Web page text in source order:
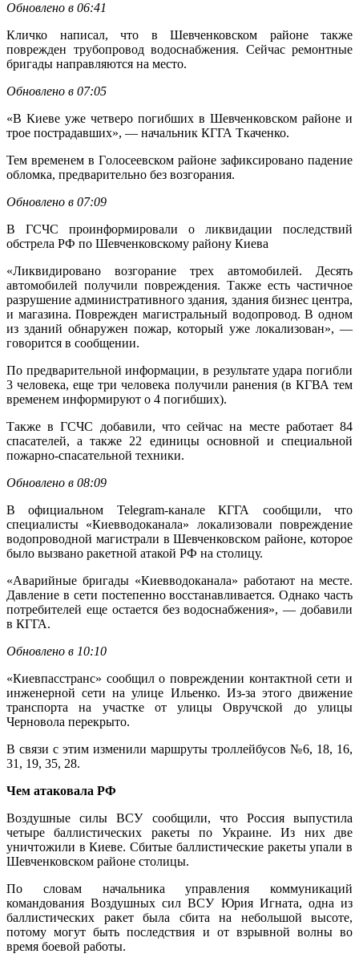
Обновлено в 06:41
Кличко написал, что в Шевченковском районе также
поврежден трубопровод водоснабжения. Сейчас ремонтные
бригады направляются на место.
Обновлено в 07:05
«В Киеве уже четверо погибших в Шевченковском районе и
трое пострадавших», — начальник КГГА Ткаченко.
Тем временем в Голосеевском районе зафиксировано падение
обломка, предварительно без возгорания.
Обновлено в 07:09
В ГСЧС проинформировали о ликвидации последствий
обстрела РФ по Шевченковскому району Киева
«Ликвидировано возгорание трех автомобилей. Десять
автомобилей получили повреждения. Также есть частичное
разрушение административного здания, здания бизнес центра,
и магазина. Поврежден магистральный водопровод. В одном
из зданий обнаружен пожар, который уже локализован», —
говорится в сообщении.
По предварительной информации, в результате удара погибли
3 человека, еще три человека получили ранения (в КГВА тем
временем информируют о 4 погибших).
Также в ГСЧС добавили, что сейчас на месте работает 84
спасателей, а также 22 единицы основной и специальной
пожарно-спасательной техники.
Обновлено в 08:09
В официальном Telegram-канале КГГА сообщили, что
специалисты «Киевводоканала» локализовали повреждение
водопроводной магистрали в Шевченковском районе, которое
было вызвано ракетной атакой РФ на столицу.
«Аварийные бригады «Киевводоканала» работают на месте.
Давление в сети постепенно восстанавливается. Однако часть
потребителей еще остается без водоснабжения», — добавили
в КГГА.
Обновлено в 10:10
«Киевпасстранс» сообщил о повреждении контактной сети и
инженерной сети на улице Ильенко. Из-за этого движение
транспорта на участке от улицы Овручской до улицы
Черновола перекрыто.
В связи с этим изменили маршруты троллейбусов №6, 18, 16,
31, 19, 35, 28.
Чем атаковала РФ
Воздушные силы ВСУ сообщили, что Россия выпустила
четыре баллистических ракеты по Украине. Из них две
уничтожили в Киеве. Сбитые баллистические ракеты упали в
Шевченковском районе столицы.
По словам начальника управления коммуникаций
командования Воздушных сил ВСУ Юрия Игната, одна из
баллистических ракет была сбита на небольшой высоте,
потому могут быть последствия и от взрывной волны во
время боевой работы.